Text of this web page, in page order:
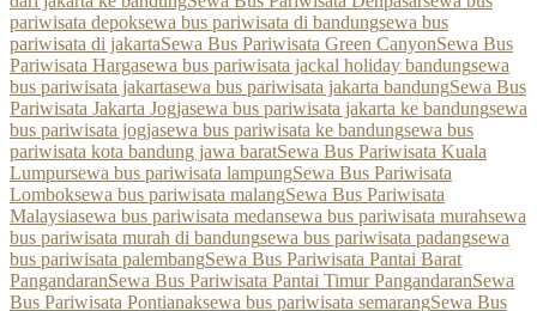
pariwisata depoksewa bus pariwisata di bandungsewa bus
pariwisata di jakartaSewa Bus Pariwisata Green CanyonSewa Bus
Pariwisata Hargasewa bus pariwisata jackal holiday bandungsewa
bus pariwisata jakartasewa bus pariwisata jakarta bandungSewa Bus
Pariwisata Jakarta Jogjasewa bus pariwisata jakarta ke bandungsewa
bus pariwisata jogjasewa bus pariwisata ke bandungsewa bus
pariwisata kota bandung jawa baratSewa Bus Pariwisata Kuala
Lumpursewa bus pariwisata lampungSewa Bus Pariwisata
Lomboksewa bus pariwisata malangSewa Bus Pariwisata
Malaysiasewa bus pariwisata medansewa bus pariwisata murahsewa
bus pariwisata murah di bandungsewa bus pariwisata padangsewa
bus pariwisata palembangSewa Bus Pariwisata Pantai Barat
PangandaranSewa Bus Pariwisata Pantai Timur PangandaranSewa
Bus Pariwisata Pontianaksewa bus pariwisata semarangSewa Bus